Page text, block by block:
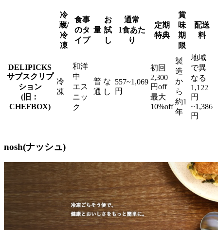
冷
蔵/
冷
凍
食事
のタ
イプ
量
お
試
し
通常
1食あた
り
定期
特典
賞
味
期
限
配送
料
DELIPICKS
サブスクリプ
ション
(旧：
CHEFBOX)
冷
凍
和洋
中
エス
ニッ
ク
普
通
な
し
557~1,069
円
初回
2,300
円off
最大
10%off
製
造
か
ら
約1
年
地域
で異
なる
1,122
円
~1,386
円
nosh(ナッシュ)